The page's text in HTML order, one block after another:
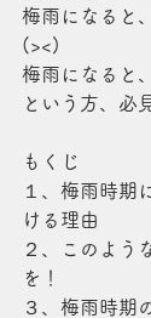
梅雨になると
(><)
梅雨になると
という方、必
もくじ
１、梅雨時期
ける理由
２、このよう
を！
３、梅雨時期